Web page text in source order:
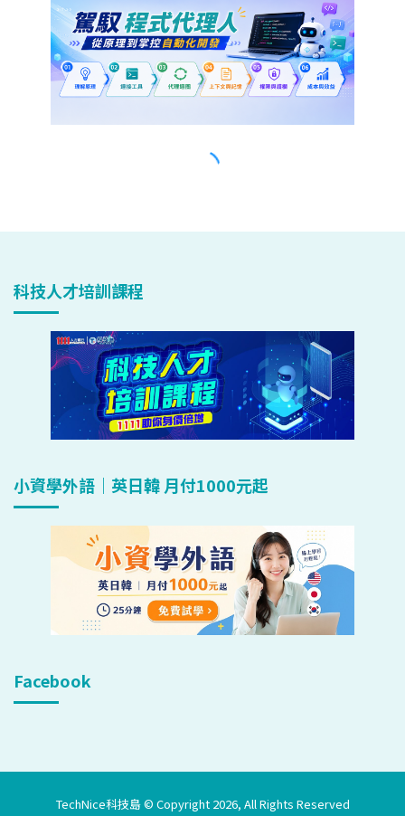
科技人才培訓課程
小資學外語｜英日韓 月付1000元起
Facebook
TechNice科技島 © Copyright 2026, All Rights Reserved